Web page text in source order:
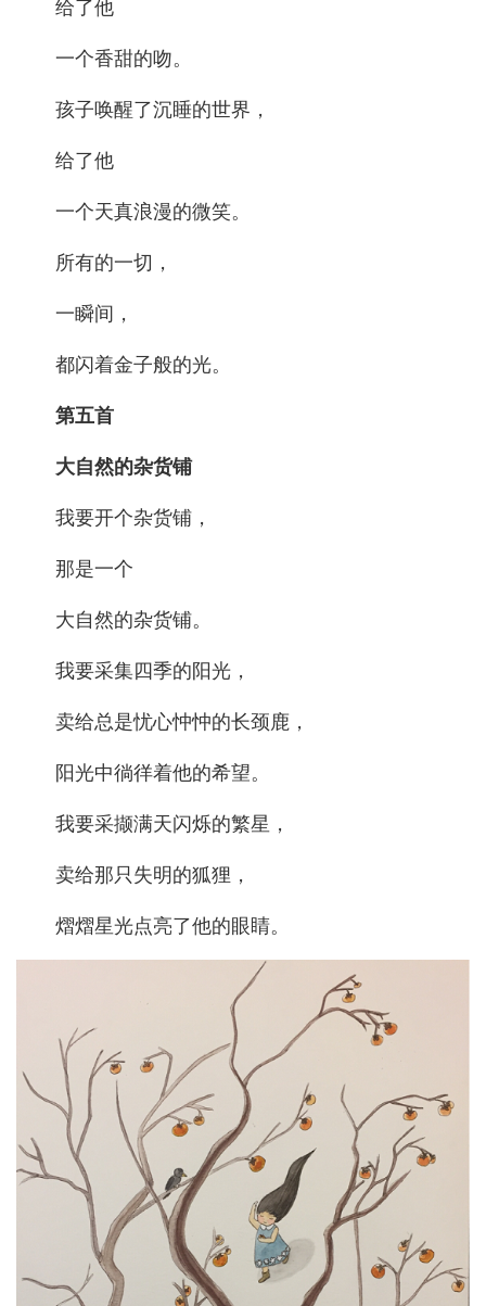
给了他
一个香甜的吻。
孩子唤醒了沉睡的世界，
给了他
一个天真浪漫的微笑。
所有的一切，
一瞬间，
都闪着金子般的光。
第五首
大自然的杂货铺
我要开个杂货铺，
那是一个
大自然的杂货铺。
我要采集四季的阳光，
卖给总是忧心忡忡的长颈鹿，
阳光中徜徉着他的希望。
我要采撷满天闪烁的繁星，
卖给那只失明的狐狸，
熠熠星光点亮了他的眼睛。